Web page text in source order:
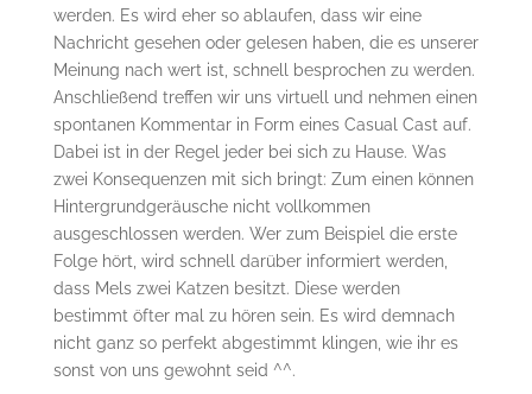
werden. Es wird eher so ablaufen, dass wir eine
Nachricht gesehen oder gelesen haben, die es unserer
Meinung nach wert ist, schnell besprochen zu werden.
Anschließend treffen wir uns virtuell und nehmen einen
spontanen Kommentar in Form eines Casual Cast auf.
Dabei ist in der Regel jeder bei sich zu Hause. Was
zwei Konsequenzen mit sich bringt: Zum einen können
Hintergrundgeräusche nicht vollkommen
ausgeschlossen werden. Wer zum Beispiel die erste
Folge hört, wird schnell darüber informiert werden,
dass Mels zwei Katzen besitzt. Diese werden
bestimmt öfter mal zu hören sein. Es wird demnach
nicht ganz so perfekt abgestimmt klingen, wie ihr es
sonst von uns gewohnt seid ^^.